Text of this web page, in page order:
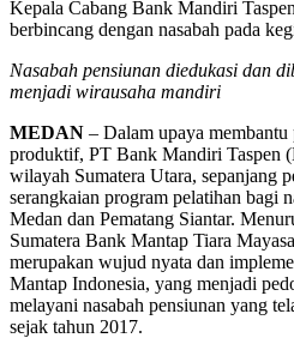
Kepala Cabang Bank Mandiri
berbincang dengan nasabah pada
Nasabah pensiunan diedukasi dan
menjadi wirausaha mandiri
MEDAN – Dalam upaya membantu
produktif, PT Bank Mandiri Taspen
wilayah Sumatera Utara, sepanjang
serangkaian program pelatihan bagi
Medan dan Pematang Siantar.
Sumatera Bank Mantap Tiara
merupakan wujud nyata dan
Mantap Indonesia, yang menjadi
melayani nasabah pensiunan yang
sejak tahun 2017.